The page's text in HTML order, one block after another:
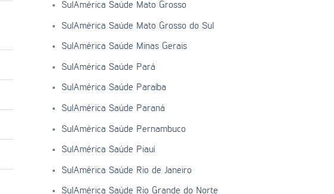
SulAmérica Saúde Mato Grosso
SulAmérica Saúde Mato Grosso do Sul
SulAmérica Saúde Minas Gerais
SulAmérica Saúde Pará
SulAmérica Saúde Paraíba
SulAmérica Saúde Paraná
SulAmérica Saúde Pernambuco
SulAmérica Saúde Piauí
SulAmérica Saúde Rio de Janeiro
SulAmérica Saúde Rio Grande do Norte